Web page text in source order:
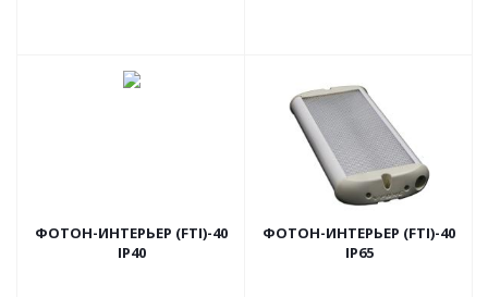
ФОТОН-ИНТЕРЬЕР (FTI)-40
IP40
ФОТОН-ИНТЕРЬЕР (FTI)-40
IP65